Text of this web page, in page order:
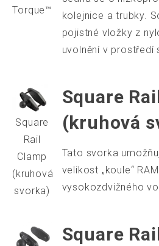
Torque™
kolejnice a trubky.
pojistné vložky z
uvolnění v prostředí
Square
Rail
Clamp
(kruhová
svorka)
Square
(kruhová
Tato svorka
velikost „koule“
vysokozdvižného
Square